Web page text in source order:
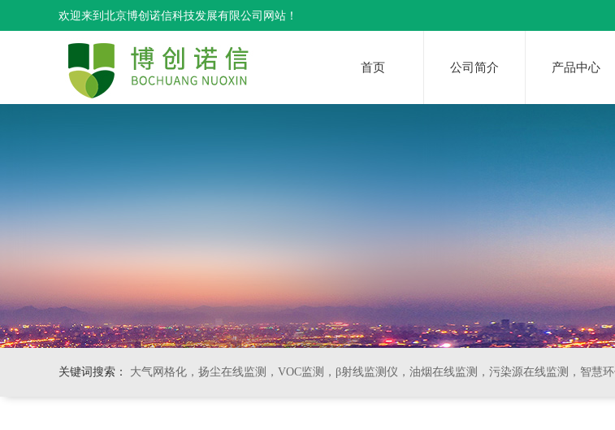
欢迎来到北京博创诺信科技发展有限公司网站！
首页 公司简介 产品中心
关键词搜索： 大气网格化，扬尘在线监测，VOC监测，β射线监测仪，油烟在线监测，污染源在线监测，智慧